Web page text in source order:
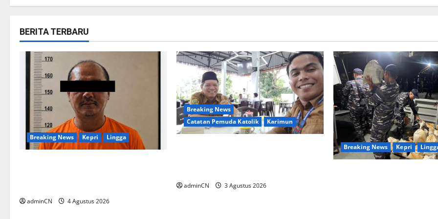
BERITA TERBARU
Breaking News Kepri Lingga
adminCN 4 Agustus 2026
Breaking News
Catatan Pemuda Katolik
Karimun
adminCN 3 Agustus 2026
Breaking News Kepri